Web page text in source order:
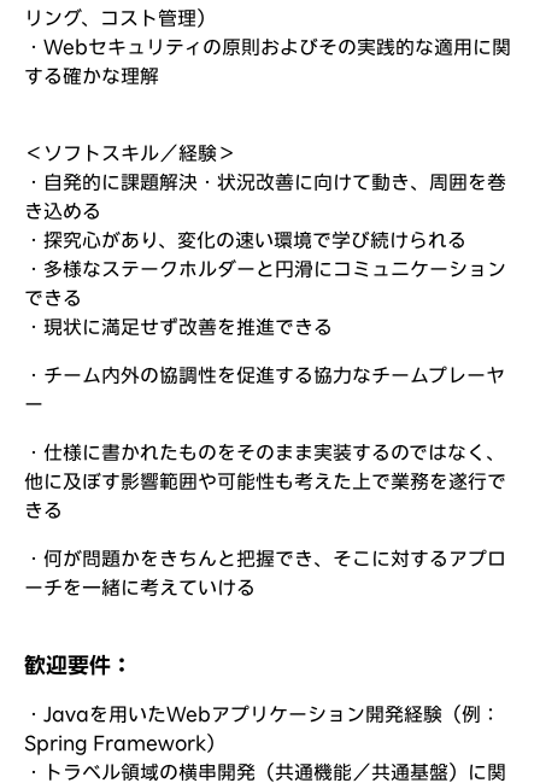
リング、コスト管理）
・Webセキュリティの原則およびその実践的な適用に関
する確かな理解
＜ソフトスキル／経験＞
・自発的に課題解決・状況改善に向けて動き、周囲を巻
き込める
・探究心があり、変化の速い環境で学び続けられる
・多様なステークホルダーと円滑にコミュニケーション
できる
・現状に満足せず改善を推進できる
・チーム内外の協調性を促進する協力なチームプレーヤ
ー
・仕様に書かれたものをそのまま実装するのではなく、
他に及ぼす影響範囲や可能性も考えた上で業務を遂行で
きる
・何が問題かをきちんと把握でき、そこに対するアプロ
ーチを一緒に考えていける
歓迎要件：
・Javaを用いたWebアプリケーション開発経験（例：
Spring Framework）
・トラベル領域の横串開発（共通機能／共通基盤）に関